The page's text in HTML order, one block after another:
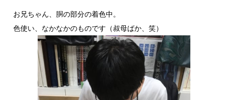
お兄ちゃん、胴の部分の着色中。
色使い、なかなかのものです（叔母ばか、笑）